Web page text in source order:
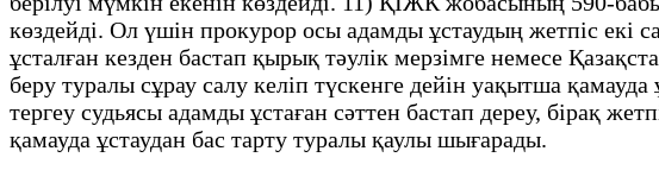
көздейді. Ол үшін прокурор осы адамды ұстаудың жетпіс екі
ұсталған кезден бастап қырық тәулік мерзімге немесе
беру туралы сұрау салу келіп түскенге дейін уақытша
тергеу судьясы адамды ұстаған сәттен бастап дереу, бірақ
қамауда ұстаудан бас тарту туралы қаулы шығарады.